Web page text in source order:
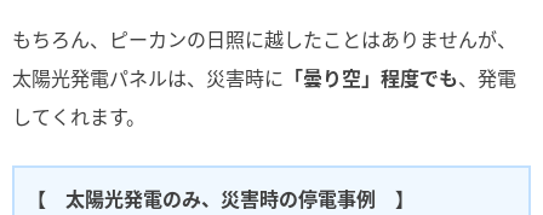
もちろん、ピーカンの日照に越したことはありませんが、
太陽光発電パネルは、災害時に 「曇り空」程度でも、発電
してくれます。
【 太陽光発電のみ、災害時の停電事例 】